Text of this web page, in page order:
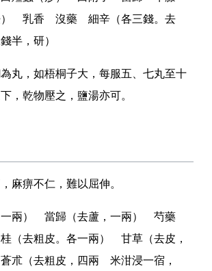
） 乳香 沒藥 細辛（各三錢。去
半 ，研）
丸 ，如梧桐子大 ，每服五 、七丸至十
，乾物壓之 ， 鹽湯亦可。
， 麻痹不仁 ，難以屈伸。
一兩） 當歸（去蘆 ，一兩） 芍藥
（去粗皮。各一兩） 甘草（去皮 ，
朮（去粗皮 ， 四兩 米泔浸一宿 ，